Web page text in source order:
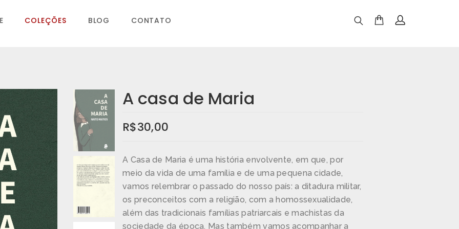
COLEÇÕES BLOG CONTATO
A casa de Maria
R$30,00
A Casa de Maria é uma história envolvente, em que, por
meio da vida de uma família e de uma pequena cidade,
vamos relembrar o passado do nosso país: a ditadura militar,
os preconceitos com a religião, com a homossexualidade,
além das tradicionais famílias patriarcais e machistas da
sociedade da época. Mas também vamos acompanhar a